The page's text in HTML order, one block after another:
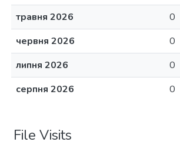
травня 2026
0
червня 2026
0
липня 2026
0
серпня 2026
0
File Visits